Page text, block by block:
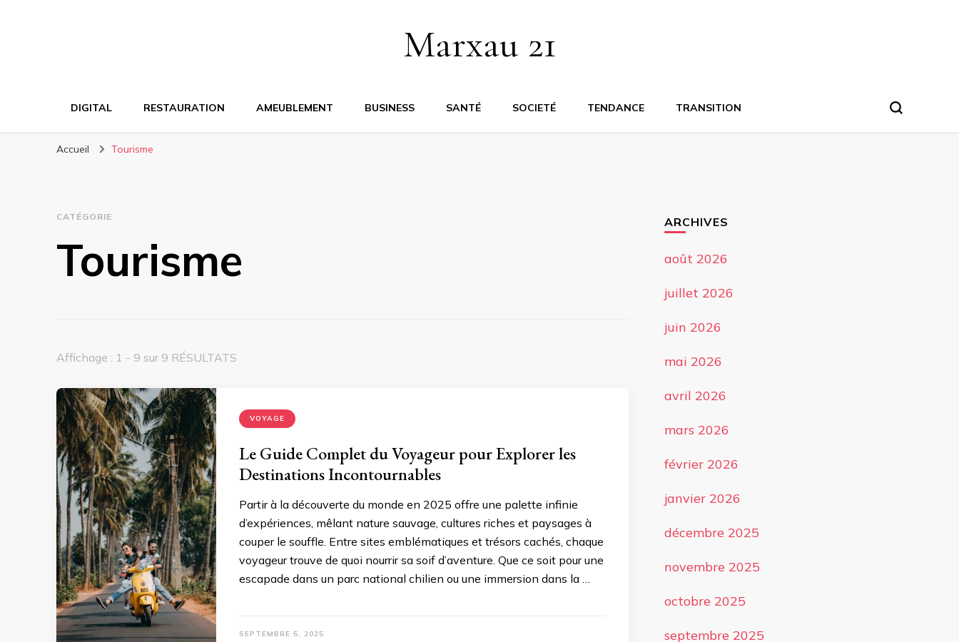
Marxau 21
DIGITAL RESTAURATION AMEUBLEMENT BUSINESS SANTÉ SOCIETÉ TENDANCE TRANSITION
Accueil Tourisme
CATÉGORIE
Tourisme
Affichage : 1 - 9 sur 9 RÉSULTATS
VOYAGE
Le Guide Complet du Voyageur pour Explorer les
Destinations Incontournables
Partir à la découverte du monde en 2025 offre une palette infinie
d’expériences, mêlant nature sauvage, cultures riches et paysages à
couper le souffle. Entre sites emblématiques et trésors cachés, chaque
voyageur trouve de quoi nourrir sa soif d’aventure. Que ce soit pour une
escapade dans un parc national chilien ou une immersion dans la …
SEPTEMBRE 5, 2025
ARCHIVES
août 2026
juillet 2026
juin 2026
mai 2026
avril 2026
mars 2026
février 2026
janvier 2026
décembre 2025
novembre 2025
octobre 2025
septembre 2025